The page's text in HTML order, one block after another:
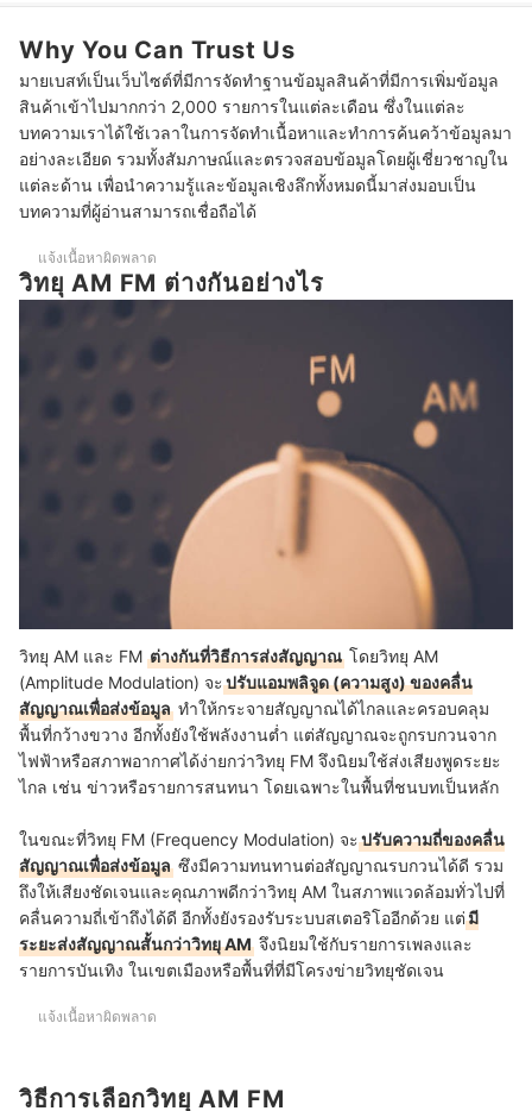
5 เลือกวิทยุ AM FM ที่รองรับระบบพลังงานหลายรูปแบบ
10 วิทยุ AM FM ยี่ห้อไหนดี ขนาดเล็ก ราคาถูก
หากมีคลื่นรบกวน ควรทำอย่างไร
วิทยุ AM/FM หาสถานีไม่เจอ ทำอย่างไร
Why You Can Trust Us
มายเบสท์เป็นเว็บไซต์ที่มีการจัดทำฐานข้อมูลสินค้าที่มีการเพิ่มข้อมูล
สินค้าเข้าไปมากกว่า 2,000 รายการในแต่ละเดือน ซึ่งในแต่ละ
บทความเราได้ใช้เวลาในการจัดทำเนื้อหาและทำการค้นคว้าข้อมูลมา
อย่างละเอียด รวมทั้งสัมภาษณ์และตรวจสอบข้อมูลโดยผู้เชี่ยวชาญใน
แต่ละด้าน เพื่อนำความรู้และข้อมูลเชิงลึกทั้งหมดนี้มาส่งมอบเป็น
บทความที่ผู้อ่านสามารถเชื่อถือได้
แจ้งเนื้อหาผิดพลาด
วิทยุ AM FM ต่างกันอย่างไร
วิทยุ AM และ FM ต่างกันที่วิธีการส่งสัญญาณ โดยวิทยุ AM
(Amplitude Modulation) จะปรับแอมพลิจูด (ความสูง) ของคลื่น
สัญญาณเพื่อส่งข้อมูล ทำให้กระจายสัญญาณได้ไกลและครอบคลุม
พื้นที่กว้างขวาง อีกทั้งยังใช้พลังงานต่ำ แต่สัญญาณจะถูกรบกวนจาก
ไฟฟ้าหรือสภาพอากาศได้ง่ายกว่าวิทยุ FM จึงนิยมใช้ส่งเสียงพูดระยะ
ไกล เช่น ข่าวหรือรายการสนทนา โดยเฉพาะในพื้นที่ชนบทเป็นหลัก
ในขณะที่วิทยุ FM (Frequency Modulation) จะปรับความถี่ของคลื่น
สัญญาณเพื่อส่งข้อมูล ซึงมีความทนทานต่อสัญญาณรบกวนได้ดี รวม
ถึงให้เสียงชัดเจนและคุณภาพดีกว่าวิทยุ AM ในสภาพแวดล้อมทั่วไปที่
คลื่นความถี่เข้าถึงได้ดี อีกทั้งยังรองรับระบบสเตอริโออีกด้วย แต่มี
ระยะส่งสัญญาณสั้นกว่าวิทยุ AM จึงนิยมใช้กับรายการเพลงและ
รายการบันเทิง ในเขตเมืองหรือพื้นที่ที่มีโครงข่ายวิทยุชัดเจน
แจ้งเนื้อหาผิดพลาด
วิธีการเลือกวิทยุ AM FM